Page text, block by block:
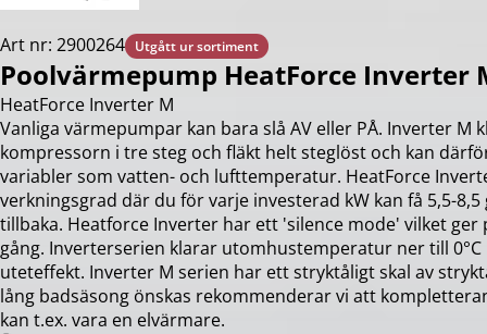
Art nr: 2900264 Utgått ur sortiment
Poolvärmepump HeatForce Inverter
HeatForce Inverter M
Vanliga värmepumpar kan bara slå AV eller PÅ. Inverter M
kompressorn i tre steg och fläkt helt steglöst och kan
variabler som vatten- och lufttemperatur. HeatForce
verkningsgrad där du för varje investerad kW kan få 5,5-
tillbaka. Heatforce Inverter har ett 'silence mode' vilket
gång. Inverterserien klarar utomhustemperatur ner till
uteteffekt. Inverter M serien har ett stryktåligt skal av
lång badsäsong önskas rekommenderar vi att
kan t.ex. vara en elvärmare.